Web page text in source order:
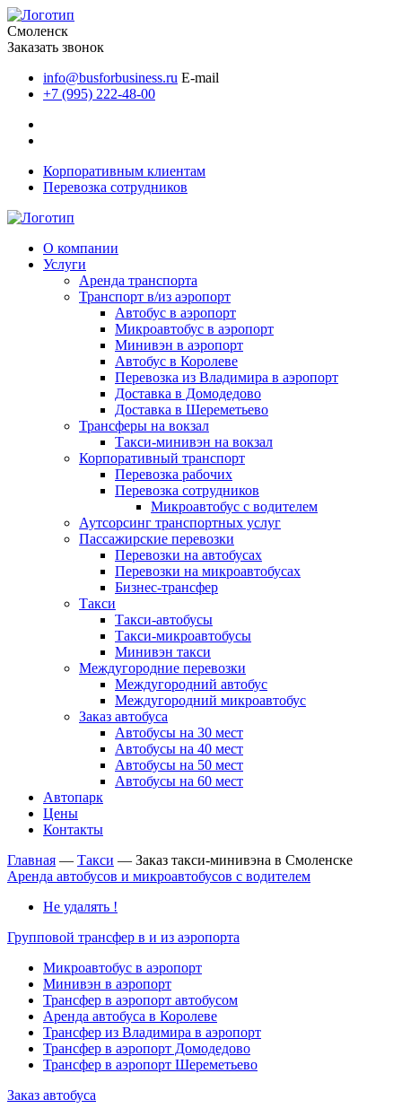
Смоленск
Заказать звонок
info@busforbusiness.ru E-mail
+7 (995) 222-48-00
Корпоративным клиентам
Перевозка сотрудников
О компании
Услуги
Аренда транспорта
Транспорт в/из аэропорт
Автобус в аэропорт
Микроавтобус в аэропорт
Минивэн в аэропорт
Автобус в Королеве
Перевозка из Владимира в аэропорт
Доставка в Домодедово
Доставка в Шереметьево
Трансферы на вокзал
Такси-минивэн на вокзал
Корпоративный транспорт
Перевозка рабочих
Перевозка сотрудников
Микроавтобус с водителем
Аутсорсинг транспортных услуг
Пассажирские перевозки
Перевозки на автобусах
Перевозки на микроавтобусах
Бизнес-трансфер
Такси
Такси-автобусы
Такси-микроавтобусы
Минивэн такси
Междугородние перевозки
Междугородний автобус
Междугородний микроавтобус
Заказ автобуса
Автобусы на 30 мест
Автобусы на 40 мест
Автобусы на 50 мест
Автобусы на 60 мест
Автопарк
Цены
Контакты
Главная — Такси — Заказ такси-минивэна в Смоленске
Аренда автобусов и микроавтобусов с водителем
Не удалять !
Групповой трансфер в и из аэропорта
Микроавтобус в аэропорт
Минивэн в аэропорт
Трансфер в аэропорт автобусом
Аренда автобуса в Королеве
Трансфер из Владимира в аэропорт
Трансфер в аэропорт Домодедово
Трансфер в аэропорт Шереметьево
Заказ автобуса